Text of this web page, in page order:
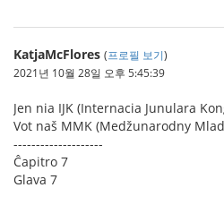
KatjaMcFlores (프로필 보기)
2021년 10월 28일 오후 5:45:39
Jen nia IJK (Internacia Junulara
Vot naš MMK (Medžunarodny
--------------------
Ĉapitro 7
Glava 7